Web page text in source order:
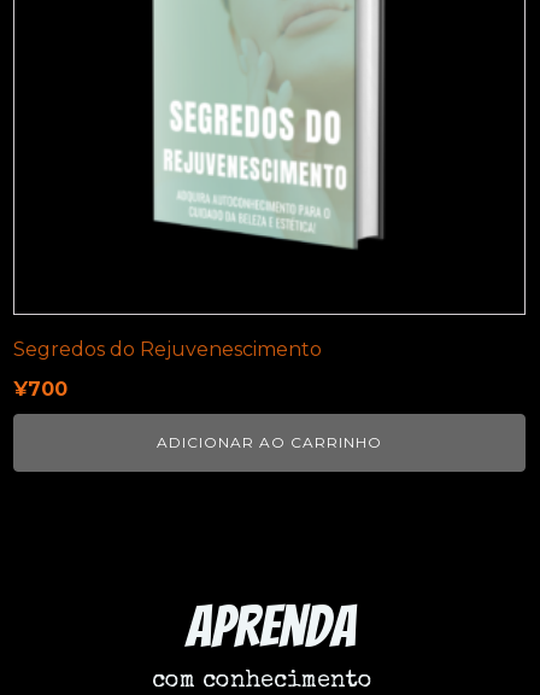
Segredos do Rejuvenescimento
¥700
ADICIONAR AO CARRINHO
Aprenda
com conhecimento